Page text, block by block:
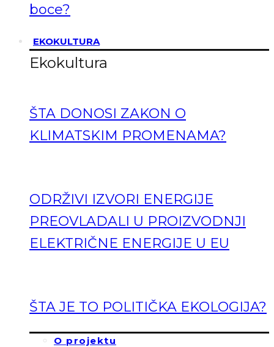
boce?
EKOKULTURA
Ekokultura
ŠTA DONOSI ZAKON O
KLIMATSKIM PROMENAMA?
ODRŽIVI IZVORI ENERGIJE
PREOVLADALI U PROIZVODNJI
ELEKTRIČNE ENERGIJE U EU
ŠTA JE TO POLITIČKA EKOLOGIJA?
O projektu